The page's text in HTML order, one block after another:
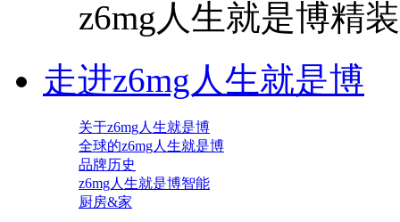
z6mg人生就是博精装
走进z6mg人生就是博
关于z6mg人生就是博
全球的z6mg人生就是博
品牌历史
z6mg人生就是博智能
厨房&家